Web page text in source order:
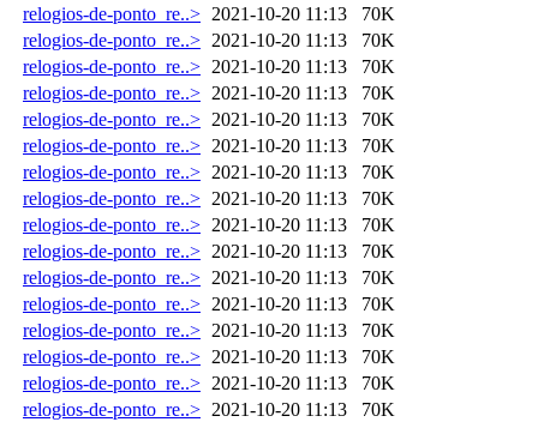
relogios-de-ponto_re..> 2021-10-20 11:13
70K
relogios-de-ponto_re..> 2021-10-20 11:13
70K
relogios-de-ponto_re..> 2021-10-20 11:13
70K
relogios-de-ponto_re..> 2021-10-20 11:13
70K
relogios-de-ponto_re..> 2021-10-20 11:13
70K
relogios-de-ponto_re..> 2021-10-20 11:13
70K
relogios-de-ponto_re..> 2021-10-20 11:13
70K
relogios-de-ponto_re..> 2021-10-20 11:13
70K
relogios-de-ponto_re..> 2021-10-20 11:13
70K
relogios-de-ponto_re..> 2021-10-20 11:13
70K
relogios-de-ponto_re..> 2021-10-20 11:13
70K
relogios-de-ponto_re..> 2021-10-20 11:13
70K
relogios-de-ponto_re..> 2021-10-20 11:13
70K
relogios-de-ponto_re..> 2021-10-20 11:13
70K
relogios-de-ponto_re..> 2021-10-20 11:13
70K
relogios-de-ponto_re..> 2021-10-20 11:13
70K